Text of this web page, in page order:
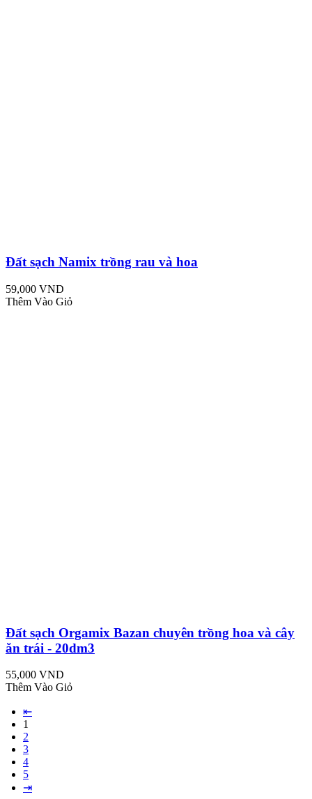
Đất sạch Namix trồng rau và hoa
59,000 VND
Thêm Vào Giỏ
Đất sạch Orgamix Bazan chuyên trồng hoa và cây
ăn trái - 20dm3
55,000 VND
Thêm Vào Giỏ
⇤
1
2
3
4
5
⇥